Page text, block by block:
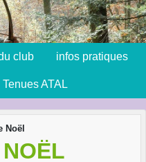
club infos pratiques
Tenues ATAL
Noël